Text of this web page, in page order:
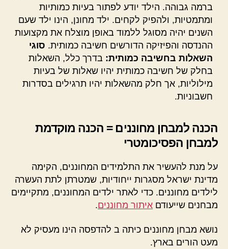
ברמה גבוהה. הילד יודע לפתור בעיות כמותיות
ומתמטיות, ולהפיק לקחים. ילד מחונן, הינו ילד שעם
השנים יהיה מסוגל ללמוד באופן מוצלח את מקצועות
ההנדסה והפיזיקה הדורשים חשיבה כמותית. סוגי
השאלות בחשיבה כמותית: בדרך כלל, השאלות
בחלק של חשיבה כמותית יהיו שאלות של בעיות
מילוליות, אך חלק מהשאלות יהיו תרגילים בסדרות
חשבוניות.
הכנה למבחן מחוננים = הכנה מוקדמת
למבחן הפסיכומטרי
על מנת להעשיר את התלמידים המחוננים, הקימה
מדינת ישראל מסגרות ייחודיות, שמטרתן לתת העשרה
לילדים מחוננים. כדי לאתר ילדים המחוננים, מתקיימים
מבחנים שייעודם איתור מחוננים.
נושא מבחן מחוננים כיתה ב להדפסה הינו מעסיק לא
מעט הורים בארץ.